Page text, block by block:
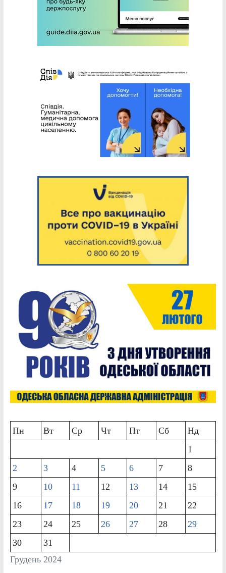
Грудень 2024
Пн Вт Ср Чт Пт Сб
Нд
1
2
3 4 5 6 7
8
9
10 11 12 13 14
15
16
17 18 19 20 21
22
23
24 25 26 27 28
29
30
31